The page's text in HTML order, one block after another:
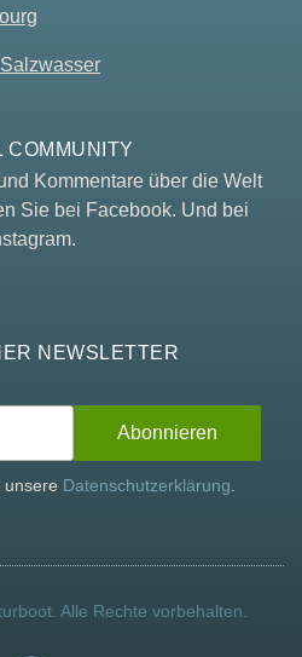
COMMUNITY
Kommentare über die Welt
Sie bei Facebook. Und bei
NEWSLETTER
unsere Datenschutzerklärung
Alle Rechte vorbehalten.